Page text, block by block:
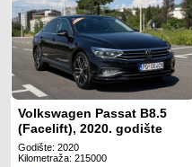
Volkswagen Passat B8.5
(Facelift), 2020. godište
Godište: 2020
Kilometraža: 215000